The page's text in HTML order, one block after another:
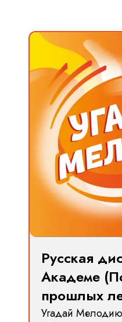
Русская
Академе
прошлых
Угадай Мелодию